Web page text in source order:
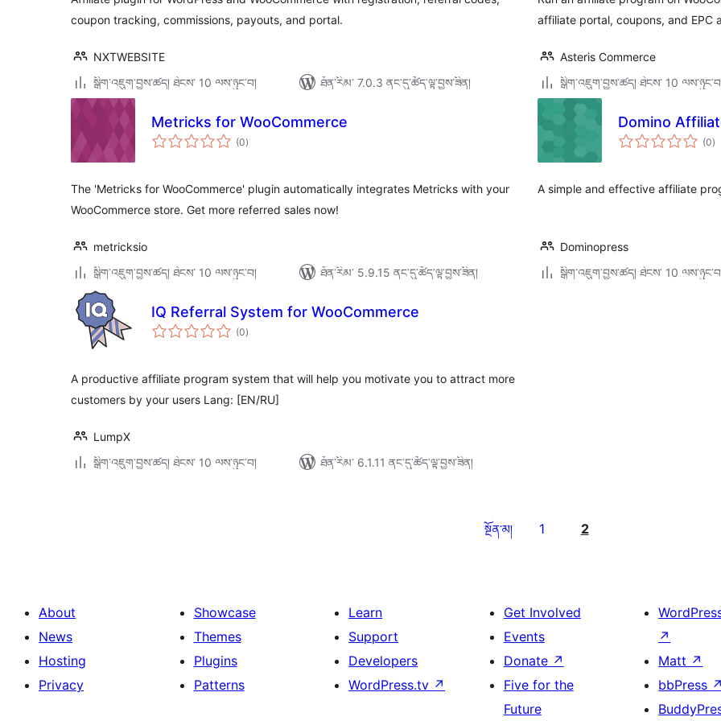
coupon tracking, commissions, payouts, and portal.
NXTWEBSITE
སྒྲིག་འཇུག་བྱས་ཚད། ཐེངས་ 10 ལས་ཉུང་བ།
ཐོན་རིམ་ 7.0.3 ནང་དུ་ཚོད་ལྟ་བྱས་ཟིན།
affiliate portal, coupons, and EPC
Asteris Commerce
སྒྲིག་འཇུག་བྱས་ཚད། ཐེངས་ 10
Metricks for WooCommerce
(0གདེང་
འཇོག་
)
The 'Metricks for WooCommerce' plugin automatically integrates Metricks with your
WooCommerce store. Get more referred sales now!
metricksio
སྒྲིག་འཇུག་བྱས་ཚད། ཐེངས་ 10 ལས་ཉུང་བ།
ཐོན་རིམ་ 5.9.15 ནང་དུ་ཚོད་ལྟ་བྱས་ཟིན།
Domino
(0)
A simple and effective affiliate
Dominopress
སྒྲིག་འཇུག་བྱས་ཚད། ཐེངས་ 10
IQ Referral System for WooCommerce
(0གདེང་
འཇོག་
)
A productive affiliate program system that will help you motivate you to attract more
customers by your users Lang: [EN/RU]
LumpX
སྒྲིག་འཇུག་བྱས་ཚད། ཐེངས་ 10 ལས་ཉུང་བ།
ཐོན་རིམ་ 6.1.11 ནང་དུ་ཚོད་ལྟ་བྱས་ཟིན།
སྔོན་མ། 1 2
About
News
Hosting
Privacy
Showcase
Themes
Plugins
Patterns
Learn
Support
Developers
WordPress.tv ↗
Get Involved
Events
Donate ↗
Five for the
Future
↗
Matt ↗
bbPress ↗